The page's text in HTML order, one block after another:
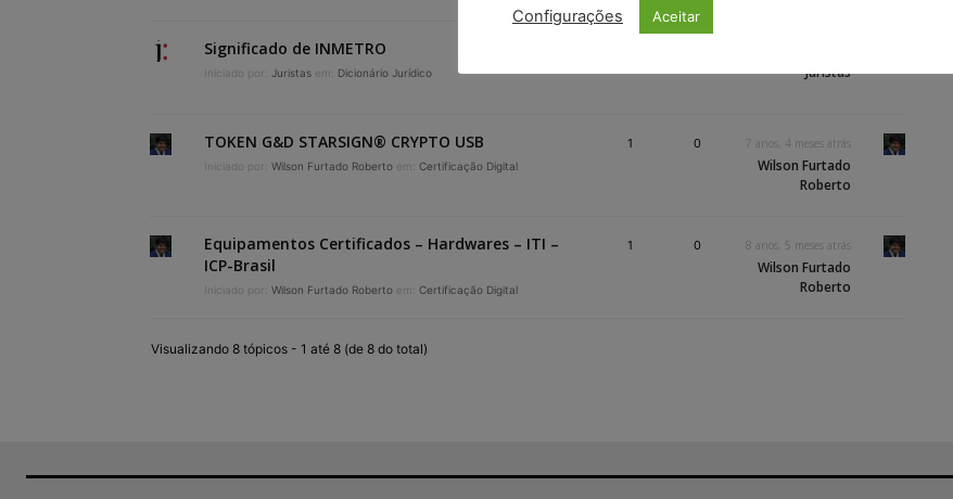
Significado de INMETRO
Iniciado por: Juristas em: Dicionário Jurídico Juristas
TOKEN G&D STARSIGN® CRYPTO USB
Iniciado por: Wilson Furtado Roberto em: Certificação Digital
1 0 7 anos, 4 meses atrás
Wilson Furtado
Roberto
Equipamentos Certificados – Hardwares – ITI –
ICP-Brasil
Iniciado por: Wilson Furtado Roberto em: Certificação Digital
1 0 8 anos, 5 meses atrás
Wilson Furtado
Roberto
Visualizando 8 tópicos - 1 até 8 (de 8 do total)
Configurações Aceitar